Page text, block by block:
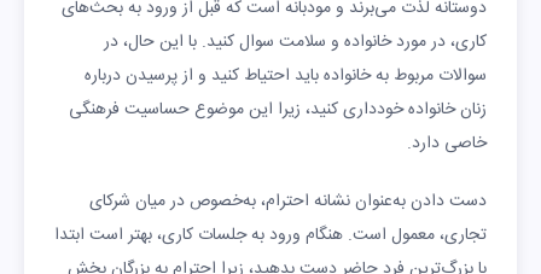
دوستانه لذت می‌برند و مودبانه است که قبل از ورود به بحث‌های
کاری، در مورد خانواده و سلامت سوال کنید. با این حال، در
سوالات مربوط به خانواده باید احتیاط کنید و از پرسیدن درباره
زنان خانواده خودداری کنید، زیرا این موضوع حساسیت فرهنگی
خاصی دارد.
دست دادن به‌عنوان نشانه احترام، به‌خصوص در میان شرکای
تجاری، معمول است. هنگام ورود به جلسات کاری، بهتر است ابتدا